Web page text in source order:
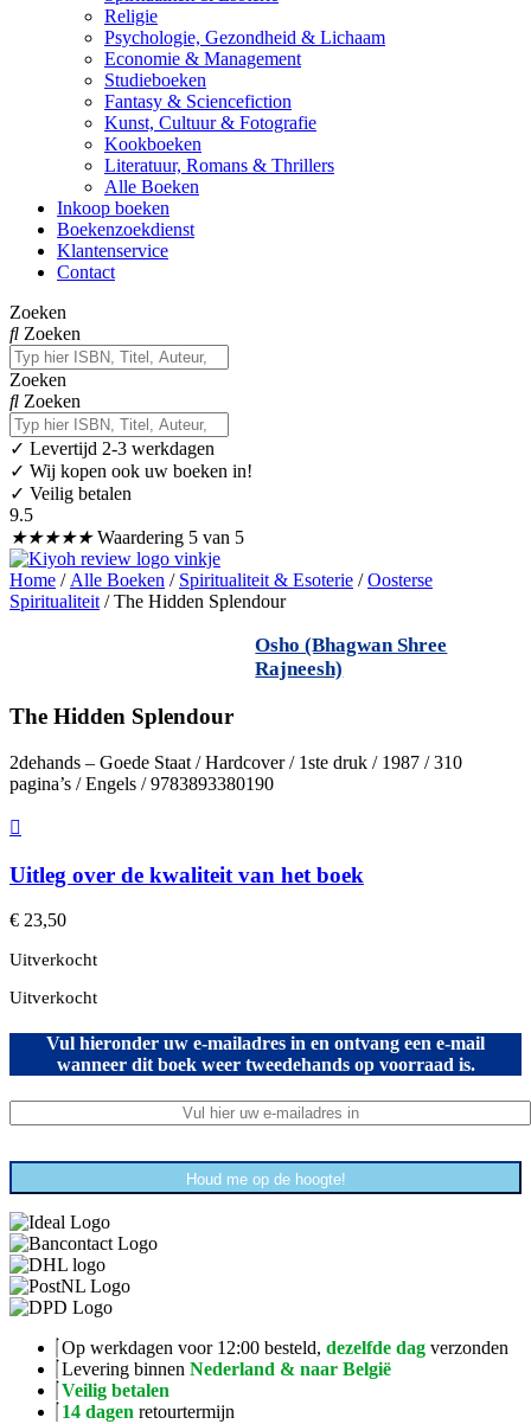
Religie
Psychologie, Gezondheid & Lichaam
Economie & Management
Studieboeken
Fantasy & Sciencefiction
Kunst, Cultuur & Fotografie
Kookboeken
Literatuur, Romans & Thrillers
Alle Boeken
Inkoop boeken
Boekenzoekdienst
Klantenservice
Contact
Zoeken
Zoeken
Zoeken
Zoeken
✓ Levertijd 2-3 werkdagen
✓ Wij kopen ook uw boeken in!
✓ Veilig betalen
9.5
★★★★★ Waardering 5 van 5
Home / Alle Boeken / Spiritualiteit & Esoterie /Oosterse
Spiritualiteit / The Hidden Splendour
Osho (Bhagwan Shree
Rajneesh)
The Hidden Splendour
2dehands – Goede Staat / Hardcover / 1ste druk / 1987 / 310
pagina’s / Engels / 9783893380190
Uitleg over de kwaliteit van het boek
€ 23,50
Uitverkocht
Uitverkocht
Vul hieronder uw e-mailadres in en ontvang een e-mail
wanneer dit boek weer tweedehands op voorraad is.
Houd me op de hoogte!
Op werkdagen voor 12:00 besteld, dezelfde dag verzonden
Levering binnen Nederland & naar België
Veilig betalen
14 dagen retourtermijn